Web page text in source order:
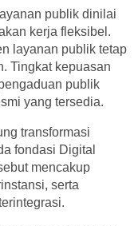
publik dinilai
kerja fleksibel.
layanan publik tetap
Tingkat kepuasan
publik
yang tersedia.
transformasi
fondasi Digital
mencakup
serta